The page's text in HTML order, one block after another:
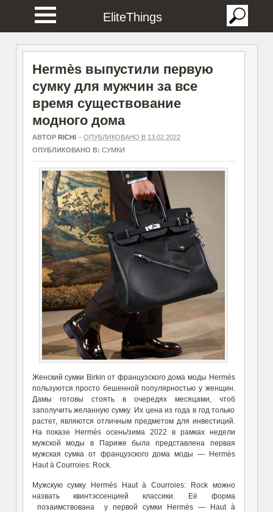
EliteThings
Hermès выпустили первую
сумку для мужчин за все
время существование
модного дома
АВТОР RICHI– ОПУБЛИКОВАНО В 13.02.2022
ОПУБЛИКОВАНО В: СУМКИ
Женский сумки Birkin от французского дома моды Hermès
пользуются просто бешенной популярностью у женщин.
Дамы готовы стоять в очередях месяцами, чтоб
заполучить желанную сумку. Их цена из года в год только
растет, являются отличным предметом для инвестиций.
На показе Hermès осень/зима 2022 в рамках недели
мужской моды в Париже была представлена первая
мужская сумка от французского дома моды — Hermès
Haut à Courroies: Rock.
Мужскую сумку Hermès Haut à Courroies: Rock можно
назвать квинтэссенцией классики. Её форма
позаимствована у первой сумки Hermès — Haut à